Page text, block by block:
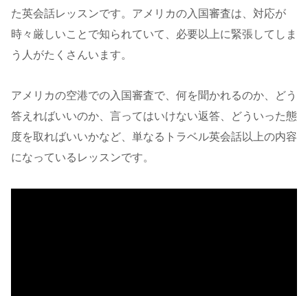
た英会話レッスンです。アメリカの入国審査は、対応が
時々厳しいことで知られていて、必要以上に緊張してしま
う人がたくさんいます。
アメリカの空港での入国審査で、何を聞かれるのか、どう
答えればいいのか、言ってはいけない返答、どういった態
度を取ればいいかなど、単なるトラベル英会話以上の内容
になっているレッスンです。